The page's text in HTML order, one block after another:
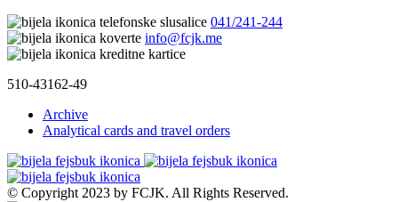
041/241-244
info@fcjk.me
510-43162-49
Archive
Analytical cards and travel orders
© Copyright 2023 by FCJK. All Rights Reserved.